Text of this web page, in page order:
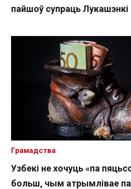
пайшоў супраць Лукашэнкі
Узбекі не хочуць «па
больш, чым атрымлівае
Грамадства